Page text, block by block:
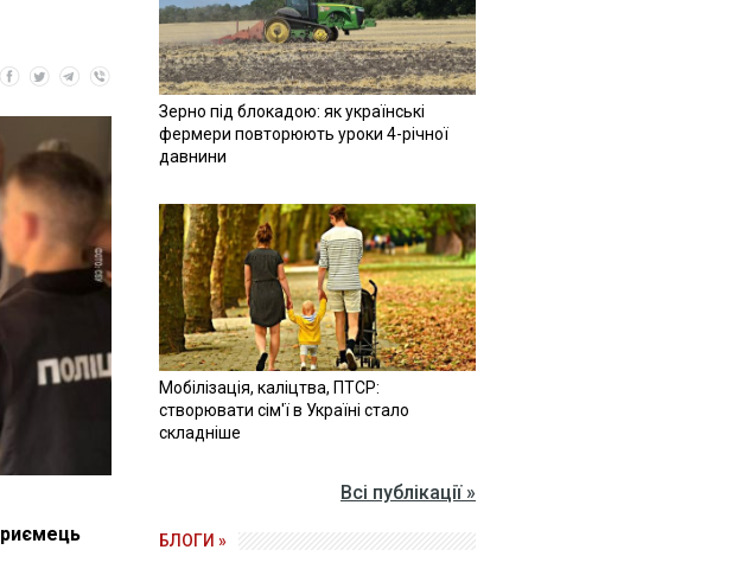
Зерно під блокадою: як українські
фермери повторюють уроки 4-річної
давнини
Мобілізація, каліцтва, ПТСР:
створювати сім'ї в Україні стало
складніше
Всі публікації »
БЛОГИ »